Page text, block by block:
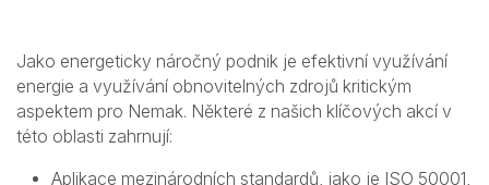
Jako energeticky náročný podnik je efektivní využívání
energie a využívání obnovitelných zdrojů kritickým
aspektem pro Nemak. Některé z našich klíčových akcí v
této oblasti zahrnují:
Aplikace mezinárodních standardů, jako je ISO 50001,